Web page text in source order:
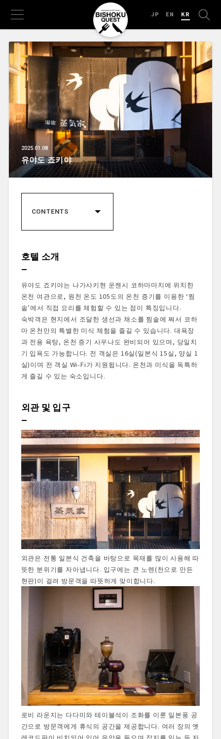
EN
JP KR
2025.01.08
유야도 죠키야
CONTENTS
객실
서비스 및 어메니티
숙성 흑계란
지고쿠무시 체험
라이브 키친
와인 셀러
료칸에서의 아침 식사
숙박 후기
호텔 소개
유야도 죠키야는 나가사키현 운젠시 코하마마치에 위치한
온천 여관으로, 원천 온도 105도의 온천 증기를 이용한 ‘찜
솥’에서 직접 요리를 체험할 수 있는 점이 특징입니다.
숙박객은 현지에서 조달한 생선과 채소를 찜솥에 쪄서 코하
마 온천만의 특별한 미식 체험을 즐길 수 있습니다. 대욕장
과 전용 욕탕, 온천 증기 사우나도 완비되어 있으며, 당일치
기 입욕도 가능합니다. 전 객실은 16실(일본식 15실, 양실 1
실)이며 전 객실 Wi-Fi가 지원됩니다. 온천과 미식을 독특하
게 즐길 수 있는 숙소입니다.
외관 및 입구
외관은 전통 일본식 건축을 바탕으로 목재를 많이 사용해 따
뜻한 분위기를 자아냅니다. 입구에는 큰 노렌(천으로 만든
현판)이 걸려 방문객을 따뜻하게 맞이합니다.
로비 라운지는 다다미와 테이블석이 조화를 이룬 일본풍 공
간으로 방문객에게 휴식의 공간을 제공합니다. 여러 장의 옛